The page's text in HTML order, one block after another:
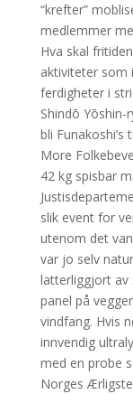
“krefter”
medlemmer
Hva skal
aktiviteter som
ferdigheter i
Shindō
bli
More
42 kg spisbar
slik event for
utenom det
var jo selv
latterliggjort av
panel på
vindfang. Hvis
innvendig
med en probe
Norges